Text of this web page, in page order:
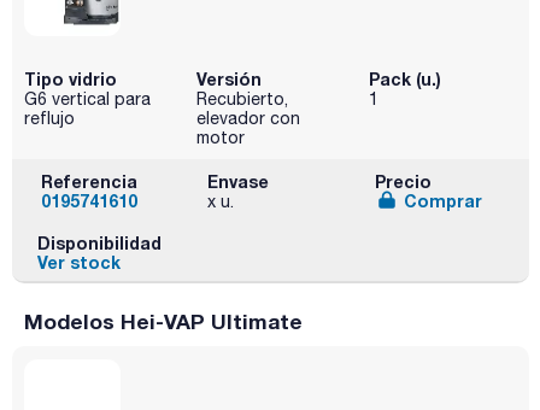
Tipo vidrio
G6 vertical para
reflujo
Versión
Recubierto,
elevador con
motor
Pack (u.)
1
Referencia
0195741610
Envase
x u.
Precio
Comprar
Disponibilidad
Ver stock
Modelos Hei-VAP Ultimate